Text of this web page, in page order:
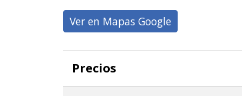
Ver en Mapas Google
Precios